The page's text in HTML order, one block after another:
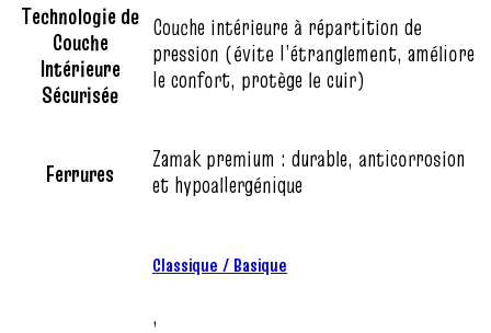
Technologie de
Couche
Intérieure
Sécurisée
Couche intérieure à répartition de
pression (évite l’étranglement, améliore
le confort, protège le cuir)
Ferrures
Zamak premium : durable, anticorrosion
et hypoallergénique
Classique / Basique
,